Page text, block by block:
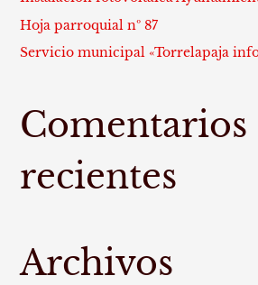
Hoja parroquial nº 87
Servicio municipal «Torrelapaja
Comentarios
recientes
Archivos